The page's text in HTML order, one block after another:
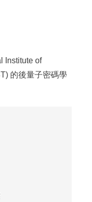
Institute of
的後量子密碼學